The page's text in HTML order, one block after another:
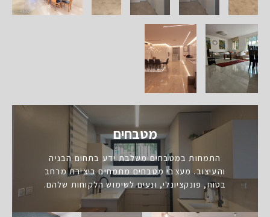
מטבחים
התמחות במטבחים משלבת ידע בתחום הבניה
והעיצוב. מעצבי מטבחים מתמחים ביצירת מרחב
בטוח, פונקציונלי, ונעים לשימוש הלקוחות שלהם.